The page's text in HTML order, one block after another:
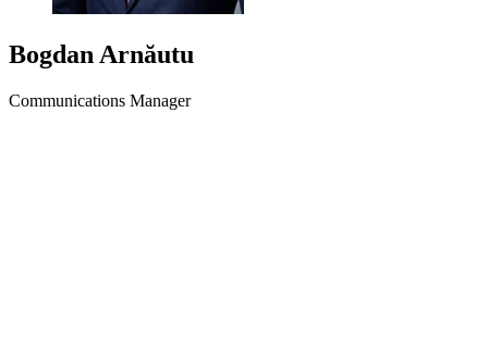
Bogdan Arnăutu
Communications Manager